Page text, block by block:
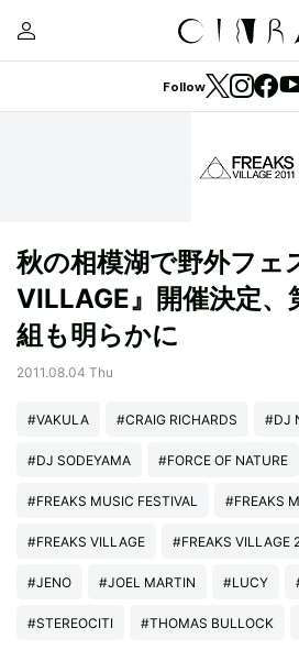
Follow
秋の相模湖で野外フェ
VILLAGE』開催決定、
組も明らかに
2011.08.04 Thu
#VAKULA #CRAIG RICHARDS #DJ
#DJ SODEYAMA #FORCE OF NATURE
#FREAKS MUSIC FESTIVAL #FREAKS
#FREAKS VILLAGE #FREAKS VILLAGE
#JENO #JOEL MARTIN #LUCY
#STEREOCITI #THOMAS BULLOCK